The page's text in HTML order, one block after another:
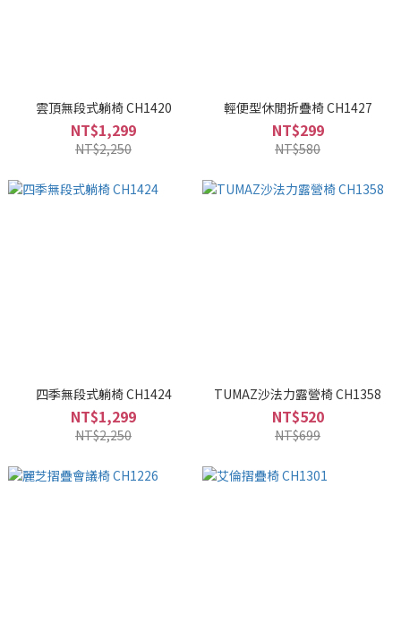
雲頂無段式躺椅 CH1420
NT$1,299
NT$2,250
輕便型休閒折疊椅 CH1427
NT$299
NT$580
四季無段式躺椅 CH1424
NT$1,299
NT$2,250
TUMAZ沙法力露營椅 CH1358
NT$520
NT$699